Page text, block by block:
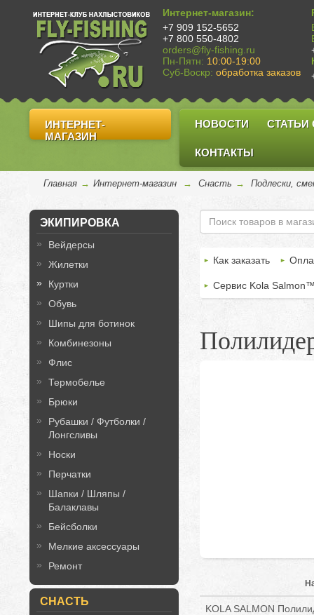
Интернет-магазин:
+7 909 152-5652
+7 800 550-4802
orders@fly-fishing.ru
Пн-Пятн: 10:00-19:00
Суб-Воскр: обработка заказов
ИНТЕРНЕТ-
МАГАЗИН
НОВОСТИ СТАТЬИ
КОНТАКТЫ
Главная → Интернет-магазин → Снасть → Подлески,
ЭКИПИРОВКА
Вейдерсы
Жилетки
Куртки
Обувь
Шипы для ботинок
Комбинезоны
Флис
Термобелье
Брюки
Рубашки / Футболки /
Лонгсливы
Носки
Перчатки
Шапки / Шляпы /
Балаклавы
Бейсболки
Мелкие аксессуары
Ремонт
СНАСТЬ
Как заказать
Сервис Kola
KOLA SALMON